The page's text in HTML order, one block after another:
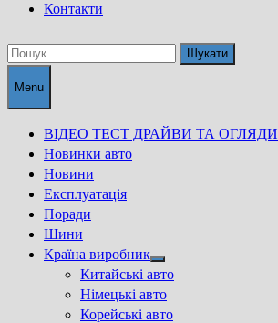
Контакти
Пошук:
Menu
ВІДЕО ТЕСТ ДРАЙВИ ТА ОГЛЯДИ
Новинки авто
Новини
Експлуатація
Поради
Шини
Країна виробник
Show
sub
menu
Китайські авто
Німецькі авто
Корейські авто